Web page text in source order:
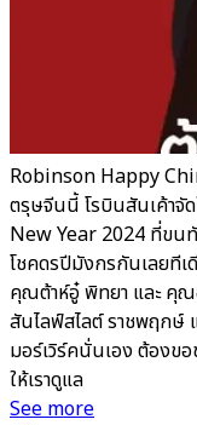
Robinson Happy
ตรุษจีนนี้ โรบินสันเค้า
New Year 2024 ที่ขน
โชคดรปีมังกรกันเลยที
คุณต้าห์อู๋ พิทยา และ คุ
สันไลฟ์สไลต์ ราชพฤกษ์
มอร์เวิร์คนั่นเอง ต้องข
ให้เราดูแล
See more